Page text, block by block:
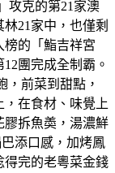
」攻克的第21家澳
21家中，也僅剩
榜的「鮨吉祥宮
團完成全制霸。
，前菜到甜點，
在食材、味覺上
膠拆魚𡙡，湯濃鮮
添口感，加烤鳳
得完的老粵菜金錢